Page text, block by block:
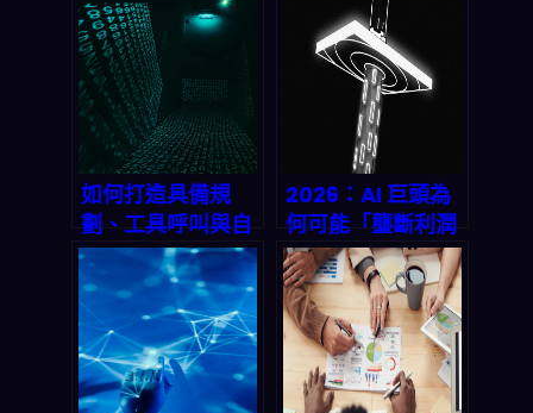
如何打造具備規
劃、工具呼叫與自
我批判能力的進階
Agentic AI 系
統？2026 終極實
戰指南
2026：AI 巨頭為
何可能「壟斷利潤
與權力」？集中化
帶來的收益、風險
與你該怎麼接招